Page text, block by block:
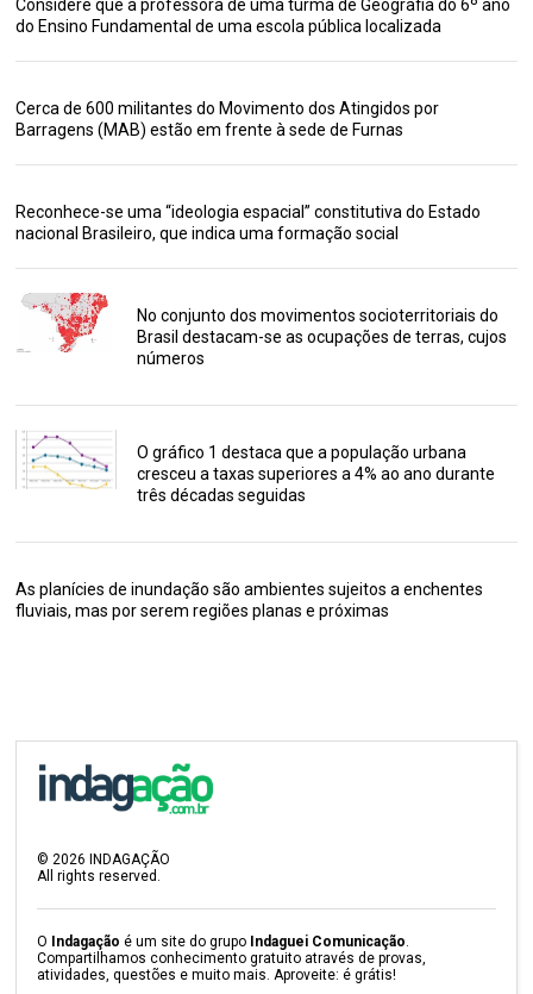
Considere que a professora de uma turma de Geografia do 6º ano
do Ensino Fundamental de uma escola pública localizada
Cerca de 600 militantes do Movimento dos Atingidos por
Barragens (MAB) estão em frente à sede de Furnas
Reconhece-se uma “ideologia espacial” constitutiva do Estado
nacional Brasileiro, que indica uma formação social
No conjunto dos movimentos socioterritoriais do
Brasil destacam-se as ocupações de terras, cujos
números
O gráfico 1 destaca que a população urbana
cresceu a taxas superiores a 4% ao ano durante
três décadas seguidas
As planícies de inundação são ambientes sujeitos a enchentes
fluviais, mas por serem regiões planas e próximas
©2026 INDAGAÇÃO
All rights reserved.
O Indagação é um site do grupo Indaguei Comunicação.
Compartilhamos conhecimento gratuito através de provas,
atividades, questões e muito mais. Aproveite: é grátis!